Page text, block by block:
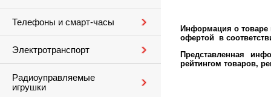
Телефоны и смарт-часы
Электротранспорт
Радиоуправляемые
игрушки
Информация о товаре
офертой в
Представленная
рейтингом товаров,